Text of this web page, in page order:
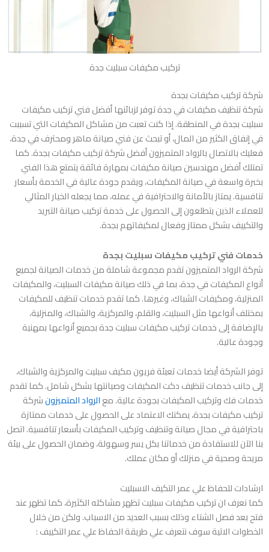
تركيب مكيفات سبليت جدة
شركة تركيب مكيفات بجدة
شركة تنظيف مكيفات في جدة توفر لزبائنها أفضل فني تركيب مكيفات
سبليت بجدة في المنطقة. إذا كنت تعبت من مشاكل المكيفات التي تسببت
في إنفاق الكثير من المال، أو تبحث عن فني صيانة ماهر ومحترف في جدة،
فعليك بالاتصال بالرواد المتميزون أفضل شركة تركيب مكيفات بجدة. كما
تمتلك أفضل مهندسين صيانة مكيفات بمهارة فائقة يتمتع هذا الفني
بخبرة واسعة في صيانة المكيفات، ويقدم جودة عالية في الخدمة بأسعار
تنافسية. يمتاز بالأمانة والاحترافية في عمله، مما يجعله الخيار المثالي
للعملاء الذين يتطلعون إلى الحصول على خدمة تركيب صيانة التبريد
والتكييف بشكل ممتاز وفعال لمكيفاتهم بجدة.
خدمات فني تركيب مكيفات سبليت بجدة
شركة الرواد المتميزون تقدم مجموعة شاملة من خدمات الصيانة لجميع
أنواع المكيفات في جدة، بما في ذلك صيانة مكيفات السبليت، والمكيفات
المنزلية، ومكيفات الشباك، وغيرها. كما تقدم خدمات تنظيف للمكيفات
بمختلف أنواعها مثل السبليت، والقلم، والمركزية، والشباك، والمنزلية،
بالإضافة إلى خدمات تركيب مكيفات سبليت جدة بجميع أنواعها بمهنية
وجودة عالية.
توفر الشركة أيضا خدمات تعبئة فريون مكيف سبليت والمركزية والشباك،
إلى جانب خدمات تنظيف دكت المكيفات وصيانتها بشكل شامل. كما تقدم
خدمات فك وتركيب المكيفات بجودة عالية. معالرواد المتميزونشركة
تركيب مكيفات بجدة، يمكنك الاعتماد على الحصول على خدمات ممتازة
باحترافية في مجال صيانة وتنظيف وتركيب المكيفات بأسعار تنافسية. اتصل
بنا الآن للاستفادة من خدماتنا بكل يسر وسهولة، وضمان الحصول على بيئة
مريحة وصحية في منزلك أو مكان عملك.
ارشادات للحفاظ علي عمر التكيف الاسبليت
كما نعرف ان تركيب مكيفات سبليت تظهر مشاكله الكثيرة، كما تظهر عند
فتح بعد فصل الشتاء وذلك بسبب العديد من الاسباب. ولكن من خلال
الخطوات الاتية سوف نتعرف علي طريقة الحفاظ علي عمر التكييف :